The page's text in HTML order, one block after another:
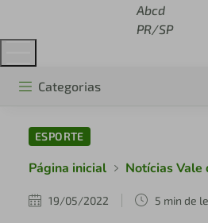
Abcd
PR/SP
Categorias
ESPORTE
Página inicial Notícias Vale
19/05/2022 5 min de